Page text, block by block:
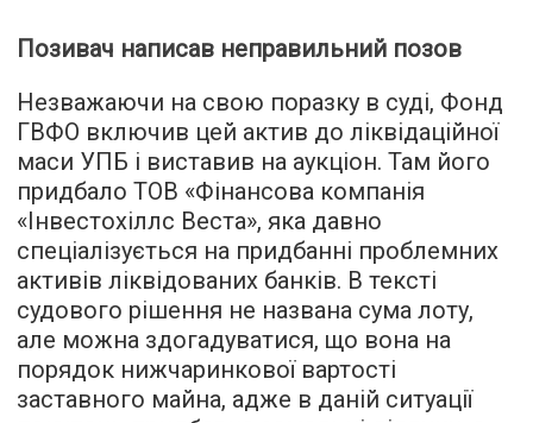
Позивач написав неправильний позов
Незважаючи на свою поразку в суді, Фонд
ГВФО включив цей актив до ліквідаційної
маси УПБ і виставив на аукціон. Там його
придбало ТОВ «Фінансова компанія
«Інвестохіллс Веста», яка давно
спеціалізується на придбанні проблемних
активів ліквідованих банків. В тексті
судового рішення не названа сума лоту,
але можна здогадуватися, що вона на
порядок нижчаринкової вартості
заставного майна, адже в даній ситуації